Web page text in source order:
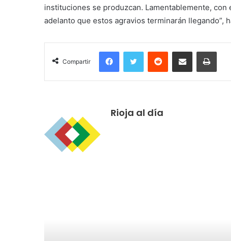
instituciones se produzcan. Lamentablemente,
adelanto que estos agravios terminarán llegando”,
Compartir
Rioja al día